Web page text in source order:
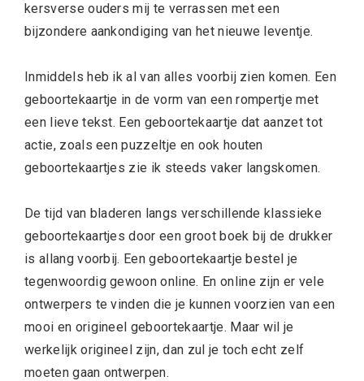
kersverse ouders mij te verrassen met een
bijzondere aankondiging van het nieuwe leventje.
Inmiddels heb ik al van alles voorbij zien komen. Een
geboortekaartje in de vorm van een rompertje met
een lieve tekst. Een geboortekaartje dat aanzet tot
actie, zoals een puzzeltje en ook houten
geboortekaartjes zie ik steeds vaker langskomen.
De tijd van bladeren langs verschillende klassieke
geboortekaartjes door een groot boek bij de drukker
is allang voorbij. Een geboortekaartje bestel je
tegenwoordig gewoon online. En online zijn er vele
ontwerpers te vinden die je kunnen voorzien van een
mooi en origineel geboortekaartje. Maar wil je
werkelijk origineel zijn, dan zul je toch echt zelf
moeten gaan ontwerpen.